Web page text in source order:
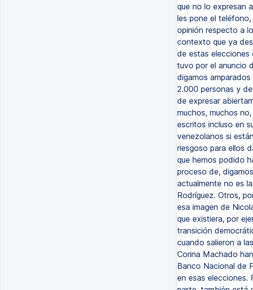
que no lo expresan
les pone el
opinión respecto a
contexto que ya
de estas elecciones
tuvo por el anuncio
digamos
2.000 personas y
de expresar
muchos, muchos
escritos incluso en
venezolanos si
riesgoso para ellos
que hemos podido
proceso de,
actualmente no es
Rodríguez. Otros,
esa imagen de
que existiera, por
transición
cuando salieron a
Corina Machado
Banco Nacional de
en esas elecciones.